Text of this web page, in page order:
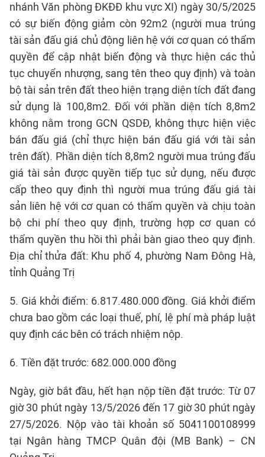
nhánh Văn phòng ĐKĐĐ khu vực XI) ngày 30/5/2025
có sự biến động giảm còn 92m2 (người mua trúng
tài sản đấu giá chủ động liên hệ với cơ quan có thẩm
quyền để cập nhật biến động và thực hiện các thủ
tục chuyển nhượng, sang tên theo quy định) và toàn
bộ tài sản trên đất theo hiện trạng diện tích đất đang
sử dụng là 100,8m2. Đối với phần diện tích 8,8m2
không nằm trong GCN QSDĐ, không thực hiện việc
bán đấu giá (chỉ thực hiện bán đấu giá với tài sản
trên đất). Phần diện tích 8,8m2 người mua trúng đấu
giá tài sản được quyền tiếp tục sử dụng, nếu được
cấp theo quy định thì người mua trúng đấu giá tài
sản liên hệ với cơ quan có thẩm quyền và chịu toàn
bộ chi phí theo quy định, trường hợp cơ quan có
thẩm quyền thu hồi thì phải bàn giao theo quy định.
Địa chỉ thửa đất: Khu phố 4, phường Nam Đông Hà,
tỉnh Quảng Trị
5. Giá khởi điểm: 6.817.480.000 đồng. Giá khởi điểm
chưa bao gồm các loại thuế, phí, lệ phí mà pháp luật
quy định các bên có trách nhiệm nộp.
6. Tiền đặt trước: 682.000.000 đồng
Ngày, giờ bắt đầu, hết hạn nộp tiền đặt trước: Từ 07
giờ 30 phút ngày 13/5/2026 đến 17 giờ 30 phút ngày
27/5/2026. Nộp vào tài khoản số 5041100108999
tại Ngân hàng TMCP Quân đội (MB Bank) – CN